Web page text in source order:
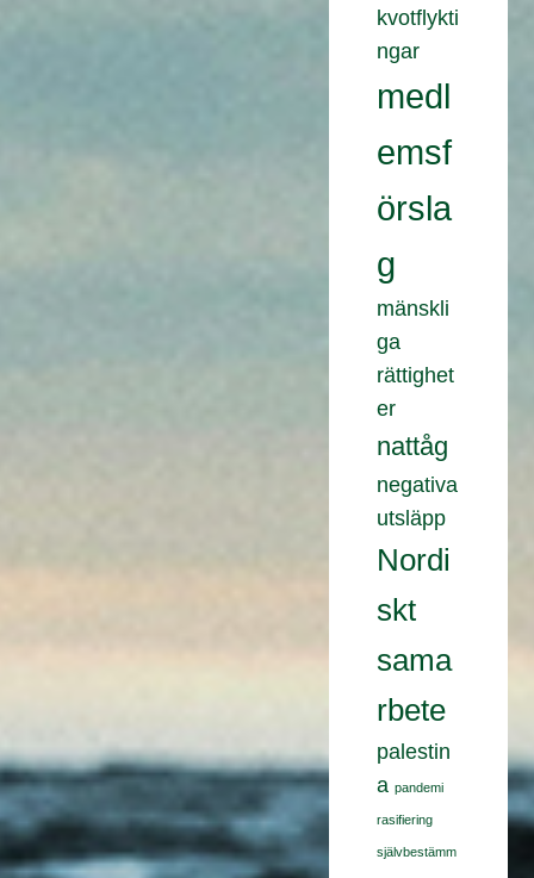
kvotflykti
ngar
medl
emsf
örsla
g
mänskli
ga
rättighet
er
nattåg
negativa
utsläpp
Nordi
skt
sama
rbete
palestin
a pandemi
rasifiering
självbestämm